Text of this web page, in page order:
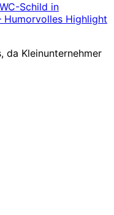
Schild in
Humorvolles Highlight
da Kleinunternehmer